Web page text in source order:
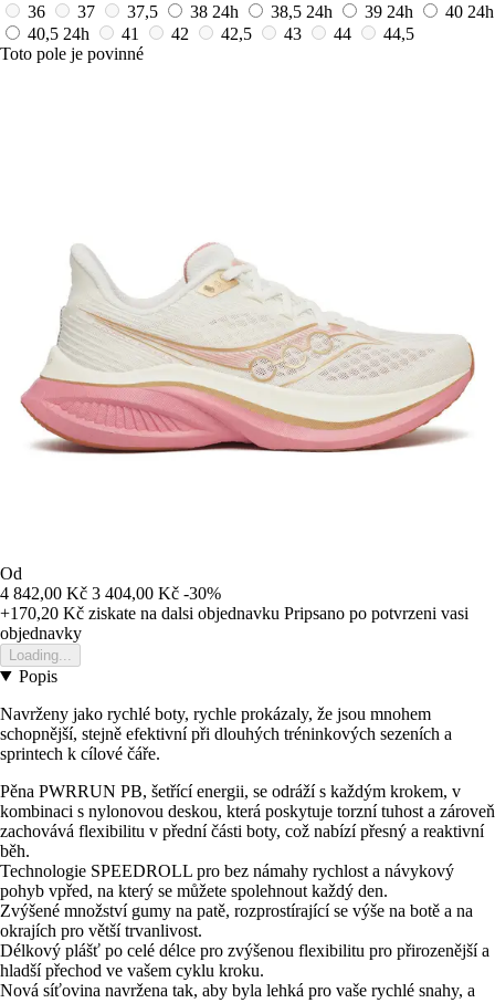
36
37 37,5 38 24h 38,5 24h 39 24h 40 24h
40,5 24h 41 42 42,5 43 44
44,5
Toto pole je povinné
Od
4 842,00 Kč 3 404,00 Kč -30%
+170,20 Kč ziskate na dalsi objednavku Pripsano po potvrzeni vasi
objednavky
Loading...
Popis
Navrženy jako rychlé boty, rychle prokázaly, že jsou mnohem
schopnější, stejně efektivní při dlouhých tréninkových sezeních a
sprintech k cílové čáře.
Pěna PWRRUN PB, šetřící energii, se odráží s každým krokem, v
kombinaci s nylonovou deskou, která poskytuje torzní tuhost a zároveň
zachovává flexibilitu v přední části boty, což nabízí přesný a reaktivní
běh.
Technologie SPEEDROLL pro bez námahy rychlost a návykový
pohyb vpřed, na který se můžete spolehnout každý den.
Zvýšené množství gumy na patě, rozprostírající se výše na botě a na
okrajích pro větší trvanlivost.
Délkový plášť po celé délce pro zvýšenou flexibilitu pro přirozenější a
hladší přechod ve vašem cyklu kroku.
Nová síťovina navržena tak, aby byla lehká pro vaše rychlé snahy, a